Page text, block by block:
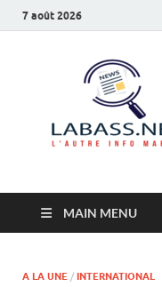
7 août 2026
MAIN MENU
A LA UNE / INTERNATIONAL